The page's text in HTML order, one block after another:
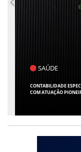
POLÍTICA
FLÁVIO CONFIRMA O
CHAPA